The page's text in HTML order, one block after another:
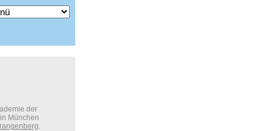
der
München
.